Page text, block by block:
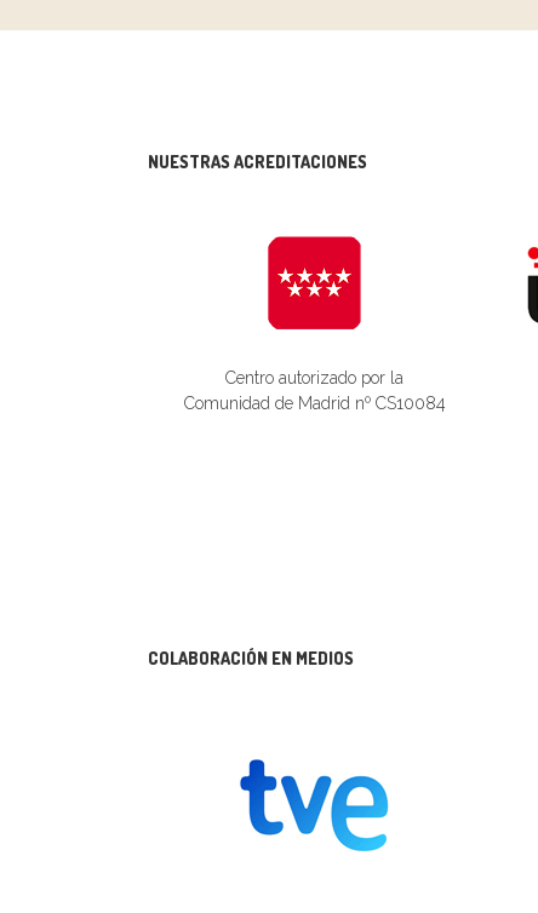
NUESTRAS ACREDITACIONES
Centro autorizado por la
Comunidad de Madrid nº CS10084
COLABORACIÓN EN MEDIOS